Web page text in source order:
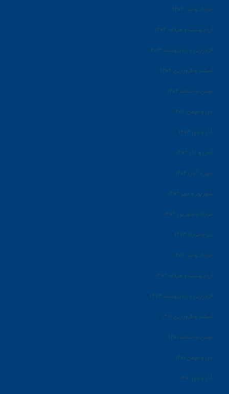
خرداد و تیر ۱۴۰۳
اردیبهشت و خرداد ۱۴۰۳
فروردین و اردیبهشت ۱۴۰۳
اسفند و فروردین ۱۴۰۲
بهمن و اسفند ۱۴۰۲
دی و بهمن ۱۴۰۲
آذر و دی ۱۴۰۲
آبان و آذر ۱۴۰۲
مهر و آبان ۱۴۰۲
شهریور و مهر ۱۴۰۲
مرداد و شهریور ۱۴۰۲
تیر و مرداد ۱۴۰۲
خرداد و تیر ۱۴۰۲
اردیبهشت و خرداد ۱۴۰۲
فروردین و اردیبهشت ۱۴۰۲
اسفند و فروردین ۱۴۰۱
بهمن و اسفند ۱۴۰۱
دی و بهمن ۱۴۰۱
آذر و دی ۱۴۰۱